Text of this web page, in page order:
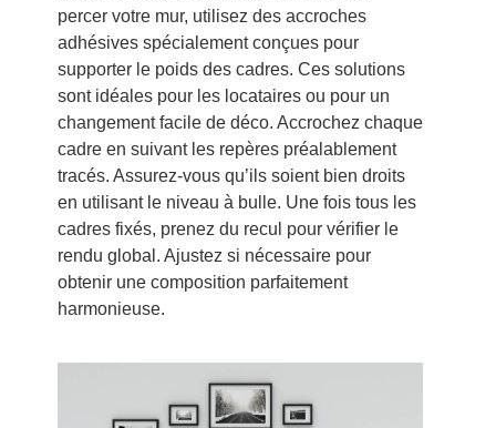
percer votre mur, utilisez des accroches
adhésives spécialement conçues pour
supporter le poids des cadres. Ces solutions
sont idéales pour les locataires ou pour un
changement facile de déco. Accrochez chaque
cadre en suivant les repères préalablement
tracés. Assurez-vous qu’ils soient bien droits
en utilisant le niveau à bulle. Une fois tous les
cadres fixés, prenez du recul pour vérifier le
rendu global. Ajustez si nécessaire pour
obtenir une composition parfaitement
harmonieuse.